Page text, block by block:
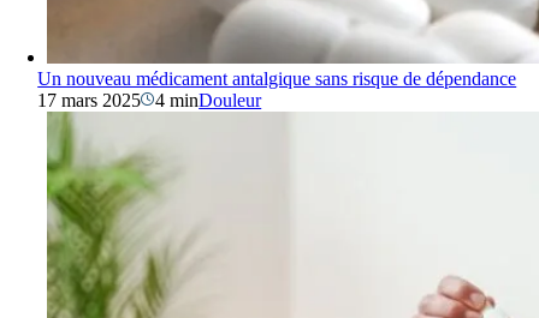
Un nouveau médicament antalgique sans risque de dépendance
17 mars 2025
4 minDouleur